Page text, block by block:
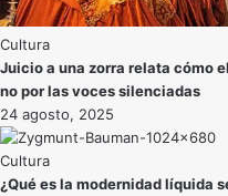
Cultura
Juicio a una zorra relata cómo
no por las voces silenciadas
24 agosto, 2025
Cultura
¿Qué es la modernidad líquida